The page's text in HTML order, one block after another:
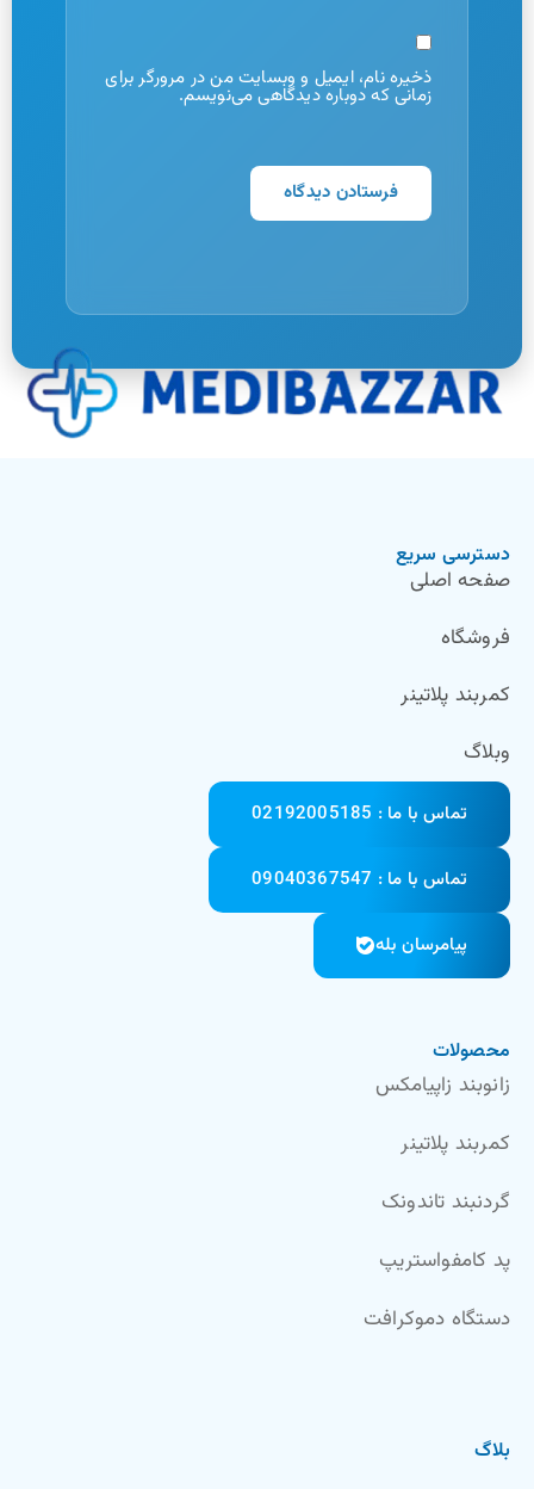
ذخیره نام، ایمیل و وبسایت من در مرورگر برای
زمانی که دوباره دیدگاهی می‌نویسم.
دسترسی سریع
صفحه اصلی
فروشگاه
کمربند پلاتینر
وبلاگ
تماس با ما : 02192005185
تماس با ما : 09040367547
پیامرسان بله
محصولات
زانوبند زاپیامکس
کمربند پلاتینر
گردنبند تاندونک
پد کامفواستریپ
دستگاه دموکرافت
بلاگ